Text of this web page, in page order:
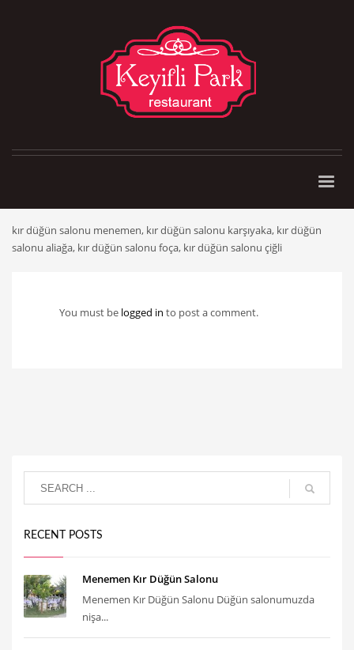
kır düğün salonu menemen, kır düğün salonu karşıyaka, kır düğün
salonu aliağa, kır düğün salonu foça, kır düğün salonu çiğli
You must be logged in to post a comment.
RECENT POSTS
Menemen Kır Düğün Salonu
Menemen Kır Düğün Salonu Düğün salonumuzda
nişa...